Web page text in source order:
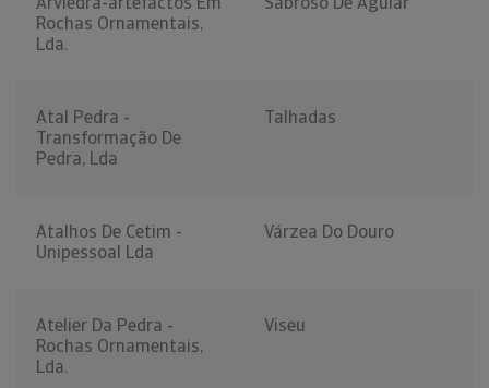
Rochas Ornamentais,
Lda.
Atal Pedra -
Transformação De
Pedra, Lda
Talhadas
Atalhos De Cetim -
Unipessoal Lda
Várzea Do Douro
Atelier Da Pedra -
Rochas Ornamentais,
Lda.
Viseu